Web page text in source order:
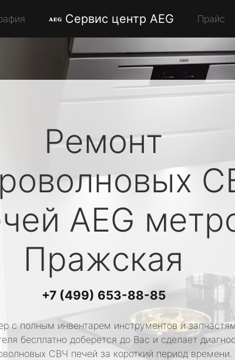
Сервис центр AEG Прайс
Ремонт
AEG
Пражская
+7 (499) 653-88-85
с полным инвентарем инструментов и
бесплатно доберется до Вас и сделает
СВЧ печей за короткий период времени.